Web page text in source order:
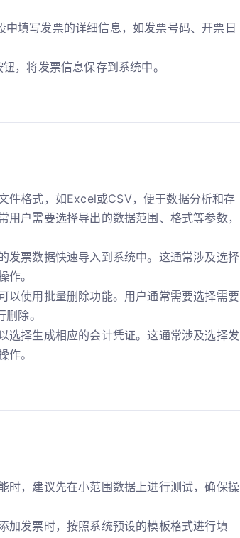
中填写发票的详细信息，如发票号码、开票日
，将发票信息保存到系统中。
件格式，如Excel或CSV，便于数据分析和存
户需要选择导出的数据范围、格式等参数，
发票数据快速导入到系统中。这通常涉及选择
作。
以使用批量删除功能。用户通常需要选择需要
除。
选择生成相应的会计凭证。这通常涉及选择发
作。
时，建议先在小范围数据上进行测试，确保操
加发票时，按照系统预设的模板格式进行填